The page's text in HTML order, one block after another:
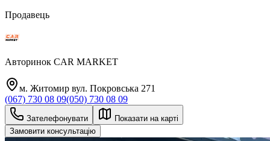
Продавець
Авторинок CAR MARKET
м. Житомир вул. Покровська 271
(067) 730 08 09(050) 730 08 09
Зателефонувати
Показати на карті
Замовити консультацію